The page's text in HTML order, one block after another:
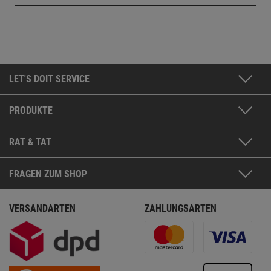
LET'S DOIT SERVICE
PRODUKTE
RAT & TAT
FRAGEN ZUM SHOP
VERSANDARTEN ZAHLUNGSARTEN